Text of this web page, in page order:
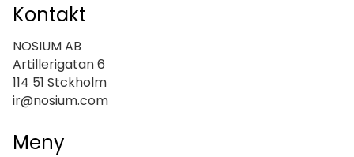
Kontakt
NOSIUM AB
Artillerigatan 6
114 51 Stckholm
ir@nosium.com
Meny